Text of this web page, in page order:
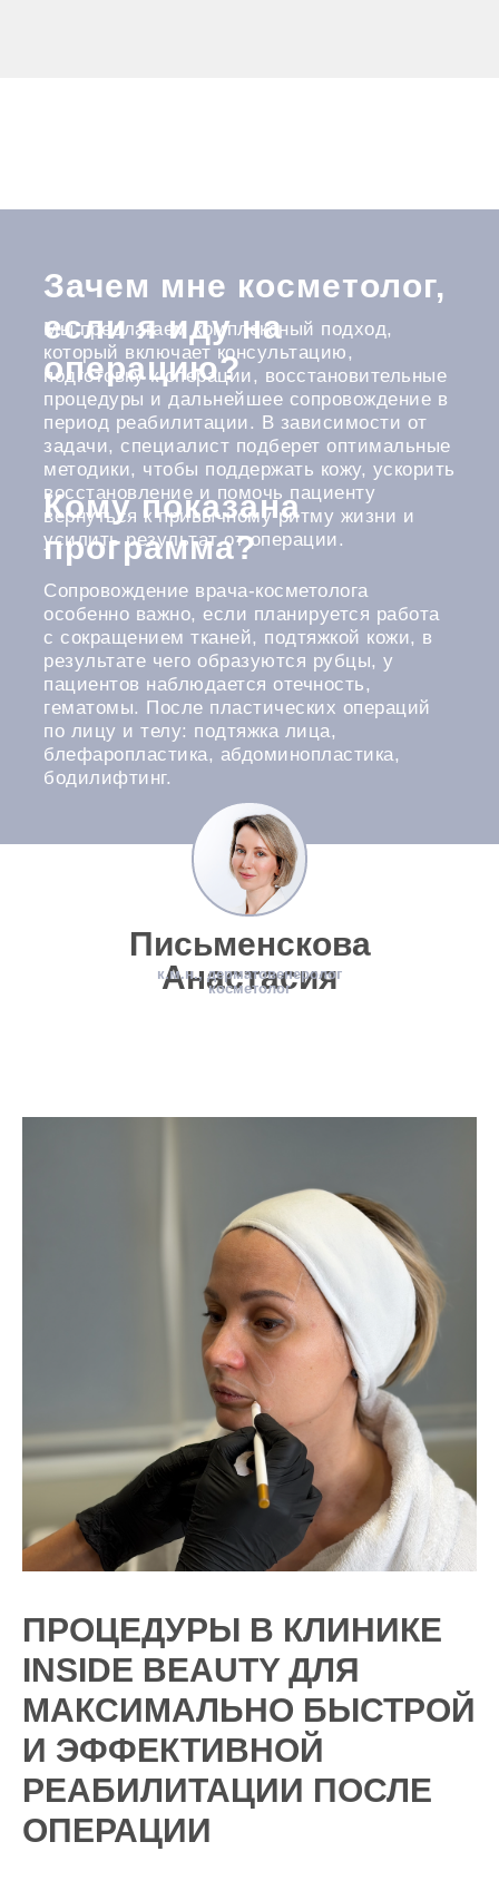
Письменскова
Анастасия
к.м.н., дерматовенеролог
косметолог
Зачем мне косметолог,
если я иду на
операцию?
Кому показана
программа?
Мы предлагаем комплексный подход,
который включает консультацию,
подготовку к операции, восстановительные
процедуры и дальнейшее сопровождение в
период реабилитации. В зависимости от
задачи, специалист подберет оптимальные
методики, чтобы поддержать кожу, ускорить
восстановление и помочь пациенту
вернуться к привычному ритму жизни и
усилить результат от операции.
Сопровождение врача-косметолога
особенно важно, если планируется работа
с сокращением тканей, подтяжкой кожи, в
результате чего образуются рубцы, у
пациентов наблюдается отечность,
гематомы. После пластических операций
по лицу и телу: подтяжка лица,
блефаропластика, абдоминопластика,
бодилифтинг.
ПРОЦЕДУРЫ В КЛИНИКЕ
INSIDE BEAUTY ДЛЯ
МАКСИМАЛЬНО БЫСТРОЙ
И ЭФФЕКТИВНОЙ
РЕАБИЛИТАЦИИ ПОСЛЕ
ОПЕРАЦИИ